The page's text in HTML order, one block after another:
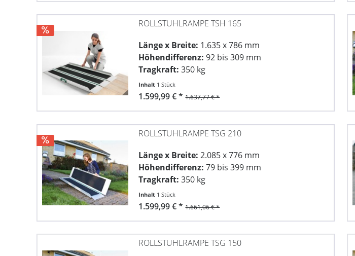
ROLLSTUHLRAMPE TSH 165
Länge x Breite: 1.635 x 786 mm
Höhendifferenz: 92 bis 309 mm
Tragkraft: 350 kg
Inhalt 1 Stück
1.599,99 € * 1.637,77 € *
ROLLSTUHLRAMPE TSG 210
Länge x Breite: 2.085 x 776 mm
Höhendifferenz: 79 bis 399 mm
Tragkraft: 350 kg
Inhalt 1 Stück
1.599,99 € * 1.661,06 € *
ROLLSTUHLRAMPE TSG 150